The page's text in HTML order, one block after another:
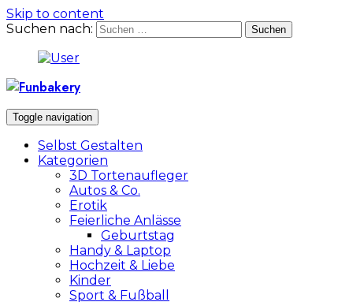
Skip to content
Suchen nach:
Toggle navigation
Selbst Gestalten
Kategorien
3D Tortenaufleger
Autos & Co.
Erotik
Feierliche Anlässe
Geburtstag
Handy & Laptop
Hochzeit & Liebe
Kinder
Sport & Fußball